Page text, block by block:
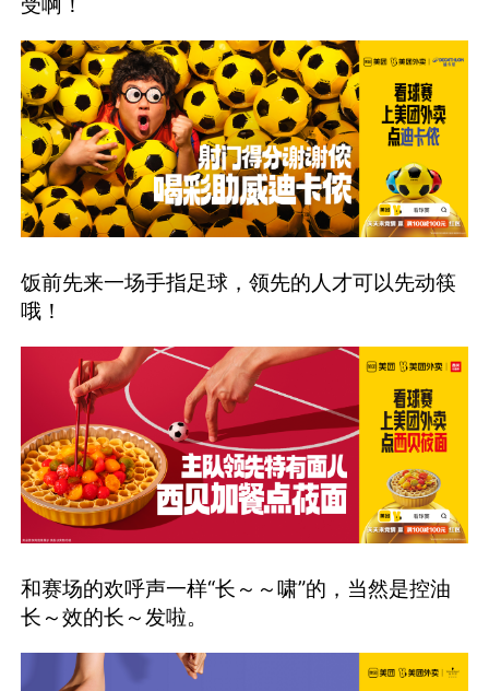
饭前先来一场手指足球，领先的人才可以先动筷
哦！
和赛场的欢呼声一样“长～～啸”的，当然是控油
长～效的长～发啦。